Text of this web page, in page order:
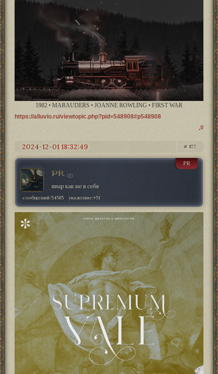
1982 • MARAUDERS • JOANNE ROWLING • FIRST WAR
https://alluvio.ru/viewtopic.php?pid=548908#p548908
0
877
2024-12-01 18:32:49
PR
PR
пиар как не в себя
сообщений:54585 уважение:+51